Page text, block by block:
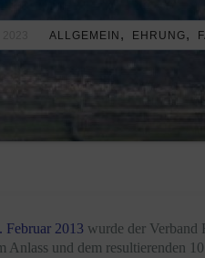
ALLGEMEIN , EHRUNG,
Februar 2013 wurde der
Anlass und dem resultierenden